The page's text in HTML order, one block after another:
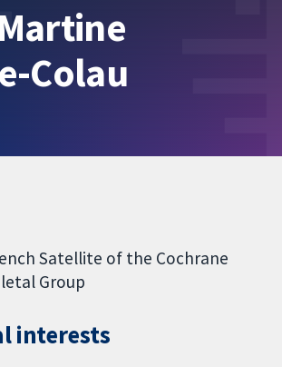
Colau
Satellite of the Cochrane
Group
interests